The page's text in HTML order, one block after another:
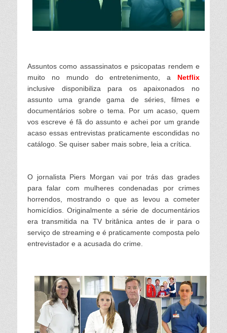
Assuntos como assassinatos e psicopatas rendem e
muito no mundo do entretenimento, a Netflix
inclusive disponibiliza para os apaixonados no
assunto uma grande gama de séries, filmes e
documentários sobre o tema. Por um acaso, quem
vos escreve é fã do assunto e achei por um grande
acaso essas entrevistas praticamente escondidas no
catálogo. Se quiser saber mais sobre, leia a crítica.
O jornalista Piers Morgan vai por trás das grades
para falar com mulheres condenadas por crimes
horrendos, mostrando o que as levou a cometer
homicídios. Originalmente a série de documentários
era transmitida na TV britânica antes de ir para o
serviço de streaming e é praticamente composta pelo
entrevistador e a acusada do crime.